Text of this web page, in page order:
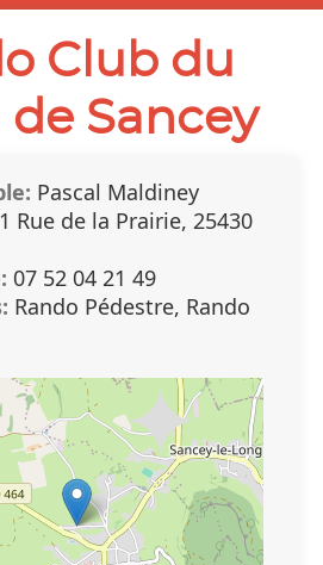
Club du
de Sancey
Pascal Maldiney
Rue de la Prairie, 25430
07 52 04 21 49
Rando Pédestre, Rando